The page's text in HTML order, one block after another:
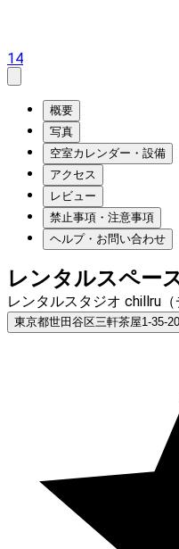
14
概要
写真
空室カレンダー・設備
アクセス
レビュー
禁止事項・注意事項
ヘルプ・お問い合わせ
レンタルスペー
レンタルスタジオ chillru
東京都世田谷区三軒茶屋1-35-20